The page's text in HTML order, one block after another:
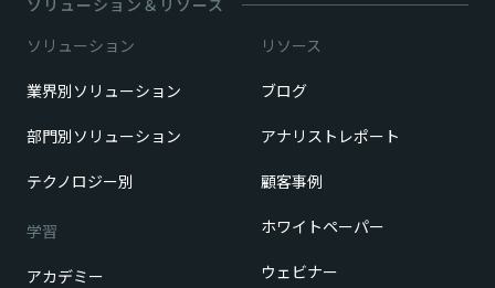
ソリューション＆リソース
ソリューション
業界別ソリューション
部門別ソリューション
テクノロジー別
学習
アカデミー
リソース
ブログ
アナリストレポート
顧客事例
ホワイトペーパー
ウェビナー